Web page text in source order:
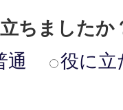
ちましたか
通 役に立